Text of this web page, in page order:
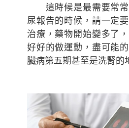
這時候是最需要常常
尿報告的時候，請一定
治療，藥物開始變多了
好好的做運動，盡可能
臟病第五期甚至是洗腎的